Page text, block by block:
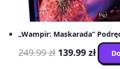
„Wampir: Maskarada”
249.99zł
Pierwotna
139.99 zł
cena